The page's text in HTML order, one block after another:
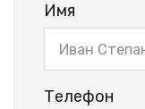
Имя
Телефон